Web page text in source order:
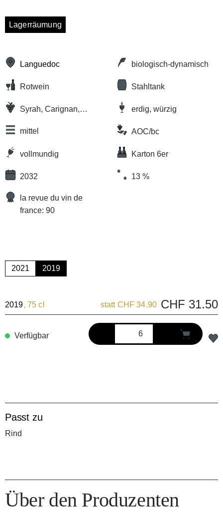
Lagerräumung
Languedoc biologisch-dynamisch
Rotwein Stahltank
Syrah, Carignan,
erdig, würzig
mittel AOC/bc
vollmundig Karton 6er
2032 13 %
la revue du vin de
france: 90
2021 2019
2019, 75 cl statt CHF 34.90 CHF 31.50
Verfügbar
Passt zu
Rind
Über den Produzenten